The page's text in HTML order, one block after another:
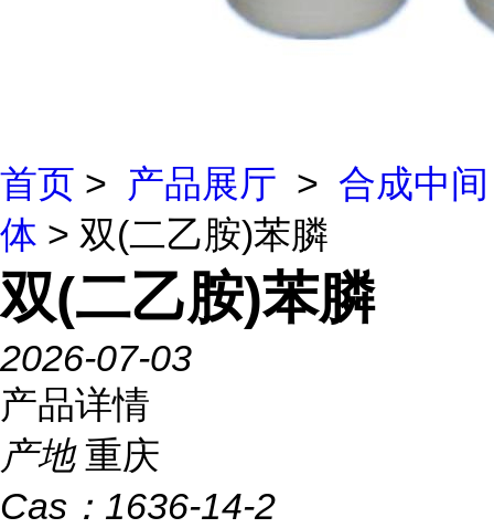
首页 > 产品展厅 > 合成中间
体 > 双(二乙胺)苯膦
双(二乙胺)苯膦
2026-07-03
产品详情
产地 重庆
Cas： 1636-14-2